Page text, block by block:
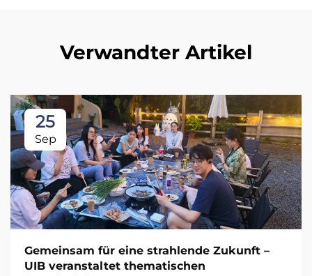
Verwandter Artikel
25
Sep
Gemeinsam für eine strahlende Zukunft –
UIB veranstaltet thematischen